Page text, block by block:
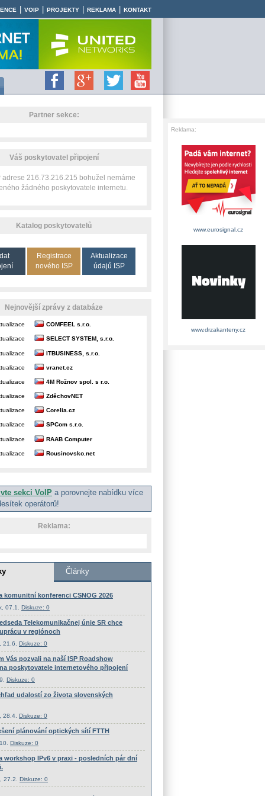
VOIP PROJEKTY REKLAMA KONTAKT
Partner sekce:
Váš poskytovatel připojení
adrese 216.73.216.215 bohužel nemáme
žádného poskytovatele internetu.
Katalog poskytovatelů
Registrace
nového ISP
Aktualizace
údajů ISP
Nejnovější zprávy z databáze
COMFEEL s.r.o.
SELECT SYSTEM, s.r.o.
ITBUSINESS, s.r.o.
vranet.cz
4M Rožnov spol. s r.o.
ZděchovNET
Corelia.cz
SPCom s.r.o.
RAAB Computer
Rousinovsko.net
sekci VoIP a porovnejte nabídku více
operátorů!
Reklama:
Reklama:
www.eurosignal.cz
www.drzakanteny.cz